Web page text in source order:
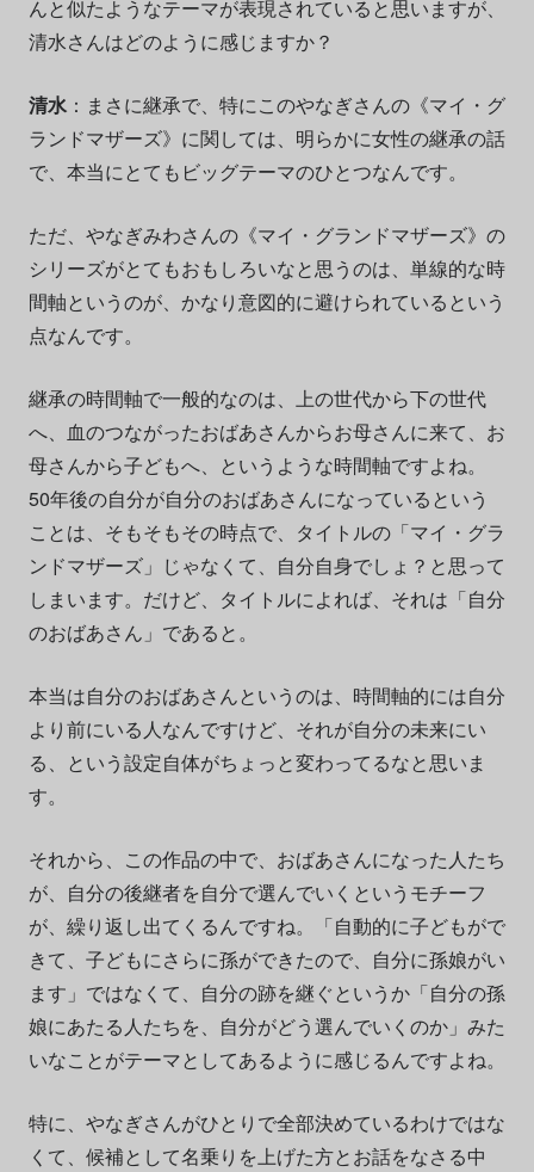
んと似たようなテーマが表現されていると思いますが、
清水さんはどのように感じますか？
清水：まさに継承で、特にこのやなぎさんの《マイ・グ
ランドマザーズ》に関しては、明らかに女性の継承の話
で、本当にとてもビッグテーマのひとつなんです。
ただ、やなぎみわさんの《マイ・グランドマザーズ》の
シリーズがとてもおもしろいなと思うのは、単線的な時
間軸というのが、かなり意図的に避けられているという
点なんです。
継承の時間軸で一般的なのは、上の世代から下の世代
へ、血のつながったおばあさんからお母さんに来て、お
母さんから子どもへ、というような時間軸ですよね。
50年後の自分が自分のおばあさんになっているという
ことは、そもそもその時点で、タイトルの「マイ・グラ
ンドマザーズ」じゃなくて、自分自身でしょ？と思って
しまいます。だけど、タイトルによれば、それは「自分
のおばあさん」であると。
本当は自分のおばあさんというのは、時間軸的には自分
より前にいる人なんですけど、それが自分の未来にい
る、という設定自体がちょっと変わってるなと思いま
す。
それから、この作品の中で、おばあさんになった人たち
が、自分の後継者を自分で選んでいくというモチーフ
が、繰り返し出てくるんですね。「自動的に子どもがで
きて、子どもにさらに孫ができたので、自分に孫娘がい
ます」ではなくて、自分の跡を継ぐというか「自分の孫
娘にあたる人たちを、自分がどう選んでいくのか」みた
いなことがテーマとしてあるように感じるんですよね。
特に、やなぎさんがひとりで全部決めているわけではな
くて、候補として名乗りを上げた方とお話をなさる中